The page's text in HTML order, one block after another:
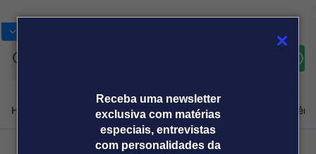
Receba uma newsletter
exclusiva com matérias
especiais, entrevistas
com personalidades da
Home Produtos e soluçõesNotíciasBlogWeekend